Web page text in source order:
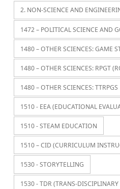
2. NON-SCIENCE AND
1472 – POLITICAL SCIENCE AND
1480 – OTHER SCIENCES: GAME
1480 – OTHER SCIENCES: RPGT
1480 – OTHER SCIENCES: TTRPGS
1510 - EEA (EDUCATIONAL
1510 - STEAM EDUCATION
1510 – CID (CURRICULUM
1530 - STORYTELLING
1530 - TDR (TRANS-DISCIPLINARY